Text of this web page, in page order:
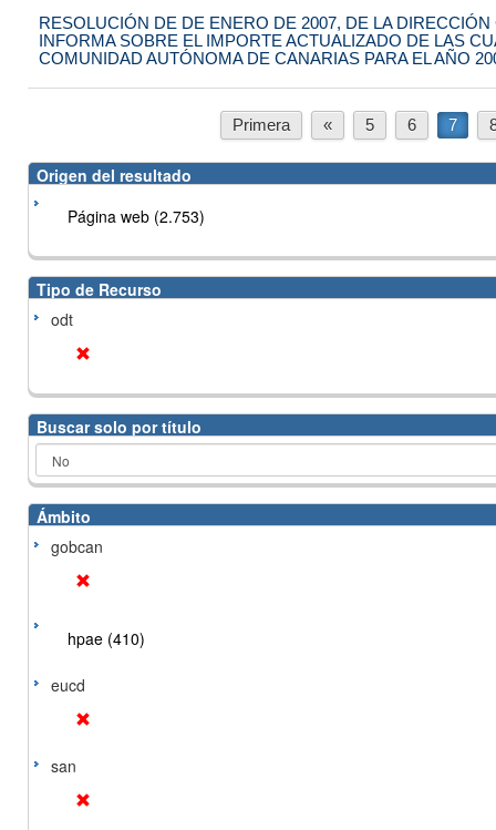
RESOLUCIÓN DE DE ENERO DE 2007, DE LA
INFORMA SOBRE EL IMPORTE ACTUALIZADO DE LAS
COMUNIDAD AUTÓNOMA DE CANARIAS PARA EL AÑO
Primera « 5 6 7
Origen del resultado
Página web (2.753)
Tipo de Recurso
odt
Buscar solo por título
Ámbito
gobcan
hpae (410)
eucd
san